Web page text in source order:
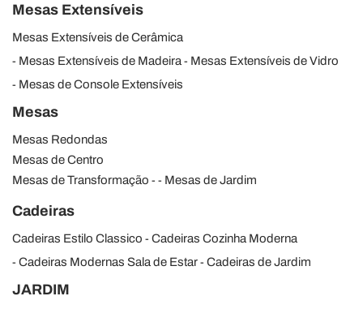
Mesas Extensíveis
Mesas Extensíveis de Cerâmica
Mesas Extensíveis de Madeira
Mesas Extensíveis de Vidro
Mesas de Console Extensíveis
Mesas
Mesas Redondas
Mesas de Centro
Mesas de Transformação
Mesas de Jardim
Cadeiras
Cadeiras Estilo Classico
Cadeiras Cozinha Moderna
Cadeiras Modernas Sala de Estar
Cadeiras de Jardim
JARDIM